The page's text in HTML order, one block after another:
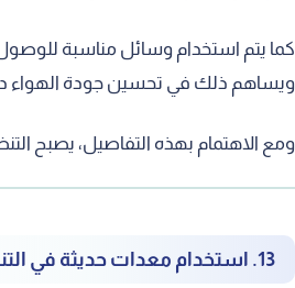
يتم استخدام وسائل مناسبة للوصول
ذلك في تحسين جودة الهواء
الاهتمام بهذه التفاصيل، يصبح